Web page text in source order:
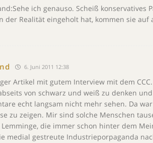
ich genauso. Scheiß konservatives
der Realität eingeholt hat, kommen sie auf
6. Juni 2011 12:38
Artikel mit gutem Interview mit dem
von schwarz und weiß zu denken und
echt langsam nicht mehr sehen. Da
zu zeigen. Mir sind solche Menschen
Lemminge, die immer schon hinter dem
medial gestreute Industrieporpaganda